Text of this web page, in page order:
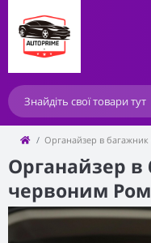
Органайзер в
Органайзер
червоним